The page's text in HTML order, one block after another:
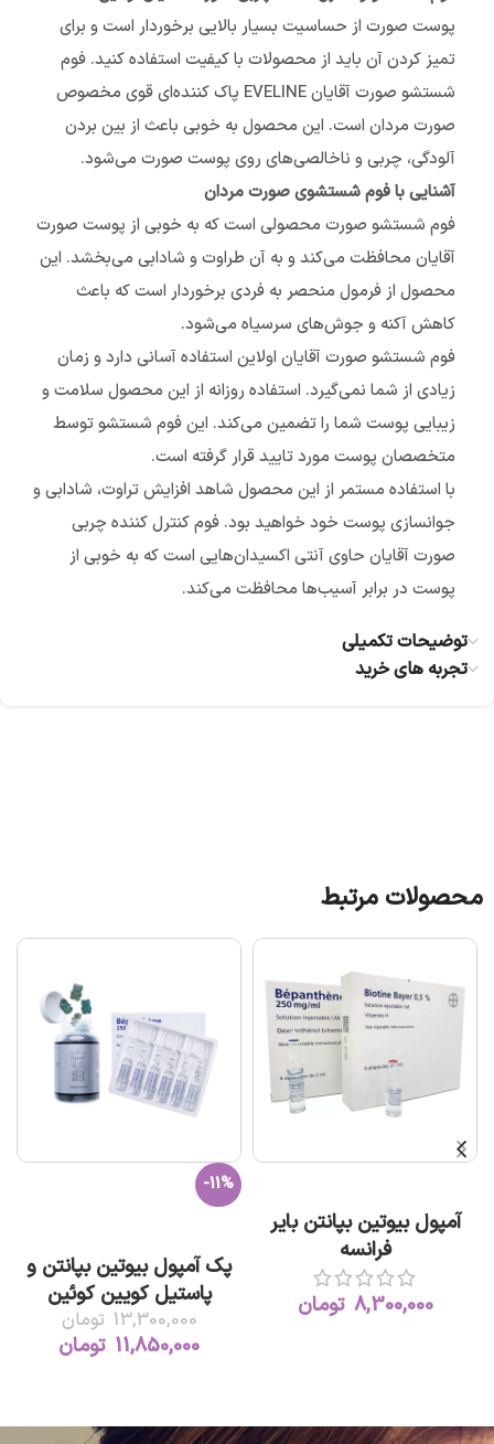
پوست صورت از حساسیت بسیار بالایی برخوردار است و برای
تمیز کردن آن باید از محصولات با کیفیت استفاده کنید. فوم
شستشو صورت آقایان EVELINE پاک کننده‌ای قوی مخصوص
صورت مردان است. این محصول به خوبی باعث از بین بردن
آلودگی، چربی‌ و ناخالصی‌های روی پوست صورت می‌شود.
آشنایی با فوم شستشوی صورت مردان
فوم شستشو صورت محصولی است که به خوبی از پوست صورت
آقایان محافظت می‌کند و به آن طراوت و شادابی می‌بخشد. این
محصول از فرمول منحصر به فردی برخوردار است که باعث
کاهش آکنه و جوش‌های سرسیاه می‌شود.
فوم شستشو صورت آقایان اولاین استفاده آسانی دارد و زمان
زیادی از شما نمی‌گیرد. استفاده روزانه از این محصول سلامت و
زیبایی پوست شما را تضمین می‌کند. این فوم شستشو توسط
متخصصان پوست مورد تایید قرار گرفته است.
با استفاده مستمر از این محصول شاهد افزایش تراوت، شادابی و
جوانسازی پوست خود خواهید بود. فوم کنترل کننده چربی
صورت آقایان حاوی آنتی اکسیدان‌هایی است که به خوبی از
پوست در برابر آسیب‌ها محافظت می‌کند.
توضیحات تکمیلی
تجربه های خرید
محصولات مرتبط
آمپول بیوتین بپانتن بایر
فرانسه
8,300,000 تومان
-11%
پک آمپول بیوتین بپانتن و
پاستیل کویین کوئین
13,300,000 تومان
11,850,000 تومان